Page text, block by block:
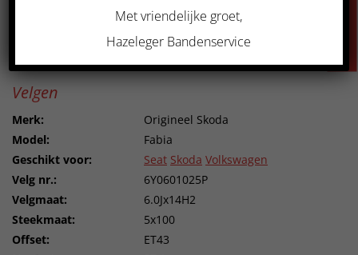
Velgen
Merk:
Origineel Skoda
Model:
Fabia
Geschikt voor:
Seat Skoda Volkswagen
Velg nr.:
6Y0601025P
Velgmaat:
6.0Jx14H2
Steekmaat:
5x100
Offset:
ET43
Met vriendelijke groet,
Hazeleger Bandenservice